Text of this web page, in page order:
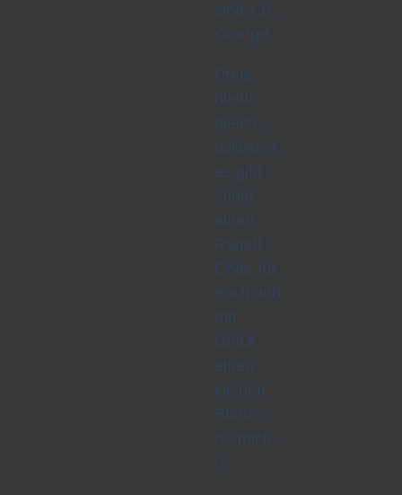
sind z.B.
Orange.
Preis
bleibt
gleich,
teilweise
es gibt
sogar
einen
Rabatt
Code für
euch und
mit
Glück
einen
kleinen
Bonus
für mich.
:)